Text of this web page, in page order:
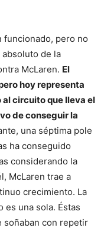
funcionado, pero no
de la
McLaren. El
hoy representa
al circuito que lleva el
de conseguir la
una séptima pole
ha conseguido
considerando la
McLaren trae a
crecimiento. La
es una sola. Éstas
soñaban con repetir